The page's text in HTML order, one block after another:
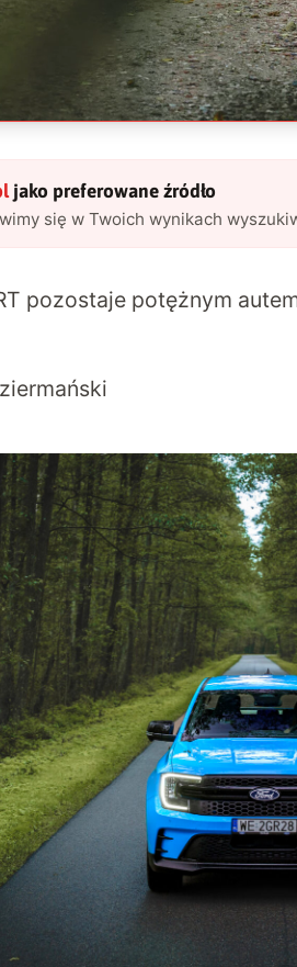
jako preferowane źródło
się w Twoich wynikach
pozostaje potężnym